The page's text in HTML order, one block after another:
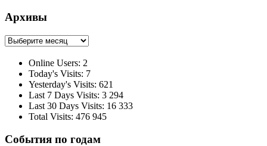
Архивы
Архивы
Online Users: 2
Today's Visits: 7
Yesterday's Visits: 621
Last 7 Days Visits: 3 294
Last 30 Days Visits: 16 333
Total Visits: 476 945
События по годам